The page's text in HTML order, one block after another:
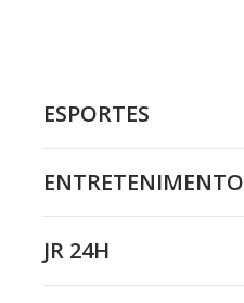
ESPORTES
ENTRETENIMENTO
JR 24H